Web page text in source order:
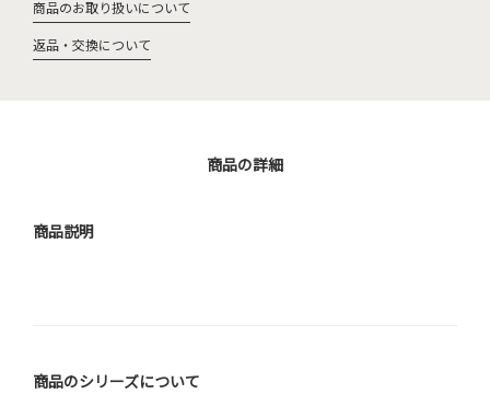
商品のお取り扱いについて
返品・交換について
商品の詳細
商品説明
商品のシリーズについて